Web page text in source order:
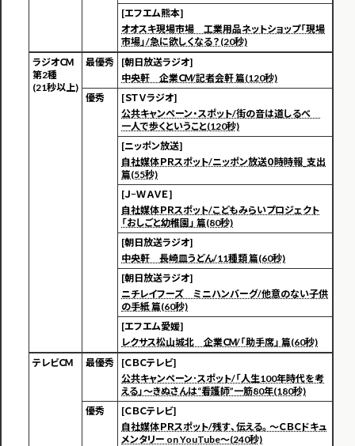
[エフエム熊本]
オオスキ現場市場 工業用品ネットショップ「現場
市場」/急に欲しくなる？(20秒)
ラジオＣＭ
第2種
(21秒以上)
最優秀
[朝日放送ラジオ]
中央軒 企業ＣＭ/記者会軒 篇(120秒)
優秀
[ＳＴＶラジオ]
公共キャンペーン・スポット/街の音は道しるべ
一人で歩くということ(120秒)
[ニッポン放送]
自社媒体ＰＲスポット/ニッポン放送０時時報_支出
篇(55秒)
[Ｊ−ＷＡＶＥ]
自社媒体ＰＲスポット/こどもみらいプロジェクト
「おしごと幼稚園」 篇(80秒)
[朝日放送ラジオ]
中央軒 長崎皿うどん/11種類 篇(60秒)
[朝日放送ラジオ]
ニチレイフーズ ミニハンバーグ/他意のない子供
の手紙 篇(60秒)
[エフエム愛媛]
レクサス松山城北 企業ＣＭ/「助手席」 篇(60秒)
テレビＣＭ
最優秀
[ＣＢＣテレビ]
公共キャンペーン･スポット/「人生100年時代を考
える」～きぬさんは“看護師”一筋80年(180秒)
優秀
[ＣＢＣテレビ]
自社媒体ＰＲスポット/残す、伝える。～ＣＢＣドキュ
メンタリー on YouTube～(240秒)